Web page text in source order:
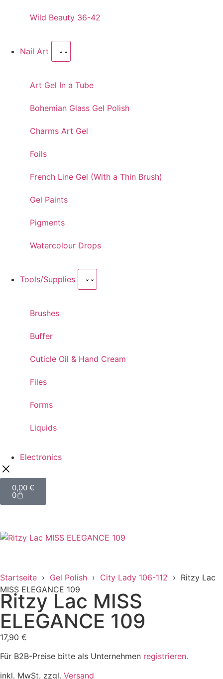
Wild Beauty 36-42
Nail Art
Art Gel In a Tube
Bohemian Glass Gel Polish
Charms Art Gel
Foils
French Line Gel (With a Thin Brush)
Gel Paints
Pigments
Watercolour Drops
Tools/Supplies
Brushes
Buffer
Cuticle Oil & Hand Cream
Files
Forms
Liquids
Electronics
0,00 €
0
Startseite › Gel Polish › City Lady 106-112 › Ritzy Lac
MISS ELEGANCE 109
Ritzy Lac MISS
ELEGANCE 109
17,90 €
Für B2B-Preise bitte als Unternehmen registrieren.
inkl. MwSt. zzgl. Versand